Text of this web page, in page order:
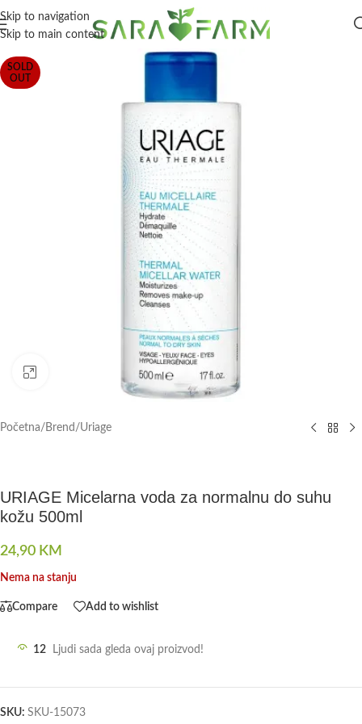
Skip to navigation
Skip to main content
SOLD
OUT
Početna/ Brend /Uriage
URIAGE Micelarna voda za normalnu do suhu
kožu 500ml
24,90 KM
Nema na stanju
Compare Add to wishlist
12 Ljudi sada gleda ovaj proizvod!
SKU: SKU-15073